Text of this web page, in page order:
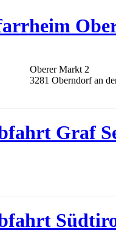
Oberer Markt 2
3281 Oberndorf an
Graf